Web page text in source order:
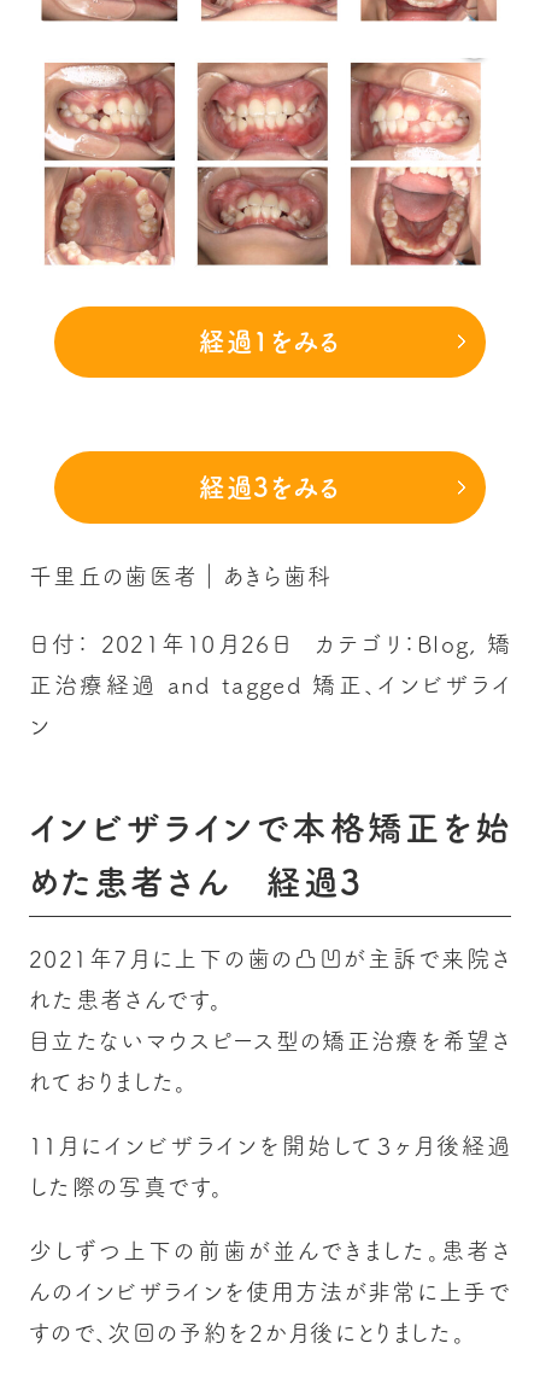
経過1をみる
経過3をみる
千里丘の歯医者｜あきら歯科
日付： 2021年10月26日 カテゴリ： Blog
矯
正治療経過
and tagged 矯正、インビザライ
ン
インビザラインで本格矯正を始
めた患者さん 経過3
2021年7月に上下の歯の凸凹が主訴で来院さ
れた患者さんです。
目立たないマウスピース型の矯正治療を希望さ
れておりました。
１１月にインビザラインを開始して３ヶ月後経過
した際の写真です。
少しずつ上下の前歯が並んできました。患者さ
んのインビザラインを使用方法が非常に上手で
すので、次回の予約を2か月後にとりました。